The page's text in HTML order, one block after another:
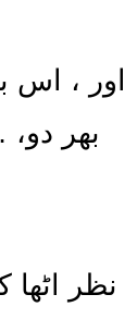
اور ، اس
بھر
نظر